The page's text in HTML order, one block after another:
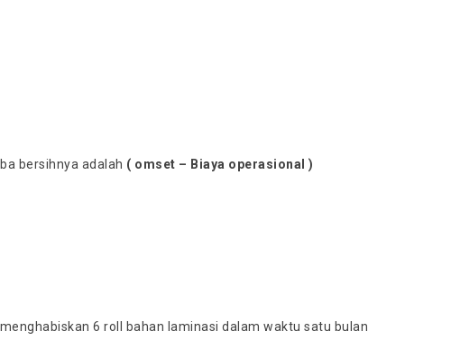
bersihnya adalah ( omset – Biaya operasional )
6 roll bahan laminasi dalam waktu satu bulan